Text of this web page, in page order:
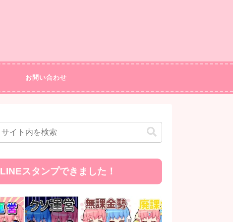
お問い合わせ
LINEスタンプできました！